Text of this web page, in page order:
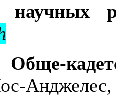
научных
Обще-